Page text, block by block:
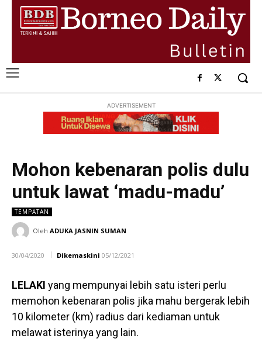
ADVERTISEMENT
Mohon kebenaran polis dulu
untuk lawat ‘madu-madu’
TEMPATAN
Oleh ADUKA JASNIN SUMAN
30/04/2020 Dikemaskini 05/12/2021
LELAKI yang mempunyai lebih satu isteri perlu
memohon kebenaran polis jika mahu bergerak lebih
10 kilometer (km) radius dari kediaman untuk
melawat isterinya yang lain.